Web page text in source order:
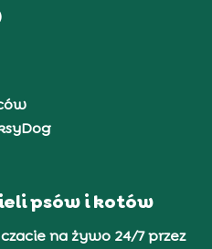
psów i kotów
na żywo 24/7 przez